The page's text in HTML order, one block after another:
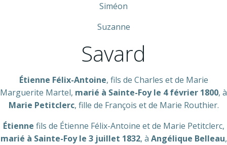
Siméon
Suzanne
Savard
Étienne Félix-Antoine, fils de Charles et de Marie
Marguerite Martel, marié à Sainte-Foy le 4 février 1800, à
Marie Petitclerc, fille de François et de Marie Routhier.
Étienne fils de Étienne Félix-Antoine et de Marie Petitclerc,
marié à Sainte-Foy le 3 juillet 1832, à Angélique Belleau,